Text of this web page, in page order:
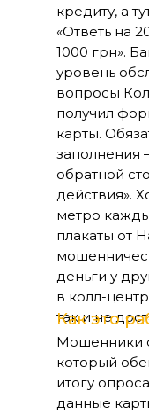
кредиту, а
«Ответь на
1000 грн».
уровень
вопросы
получил
карты.
заполнения
обратной
действия».
метро
плакаты от
деньги у
в колл-
так и не
Как это
Мошенники
который
итогу
данные